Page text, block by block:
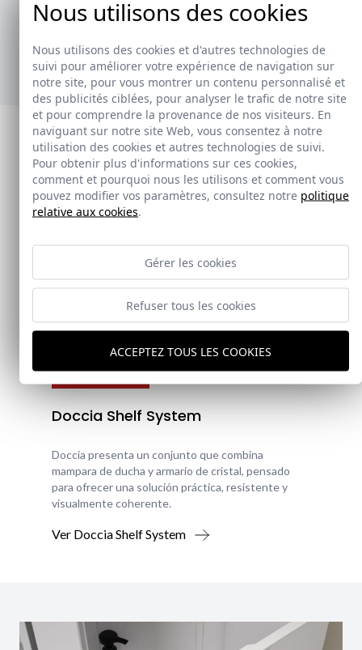
ofrecer soluciones prácticas y versátiles,
adaptándose a diferentes estilos y necesidades.
Ver nuevos toalleros
Nouveauté
Doccia Shelf System
Doccia presenta un conjunto que combina
mampara de ducha y armario de cristal, pensado
para ofrecer una solución práctica, resistente y
visualmente coherente.
Ver Doccia Shelf System
Nous utilisons des cookies
Nous utilisons des cookies et d'autres technologies de
suivi pour améliorer votre expérience de navigation sur
notre site, pour vous montrer un contenu personnalisé et
des publicités ciblées, pour analyser le trafic de notre site
et pour comprendre la provenance de nos visiteurs. En
naviguant sur notre site Web, vous consentez à notre
utilisation des cookies et autres technologies de suivi.
Pour obtenir plus d'informations sur ces cookies,
comment et pourquoi nous les utilisons et comment vous
pouvez modifier vos paramètres, consultez notre politique
relative aux cookies.
Gérer les cookies
Refuser tous les cookies
ACCEPTEZ TOUS LES COOKIES